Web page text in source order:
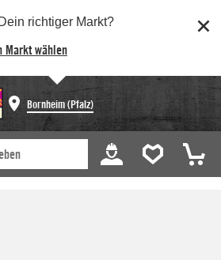
Dein richtiger Markt?
Markt wählen
Bornheim (Pfalz)